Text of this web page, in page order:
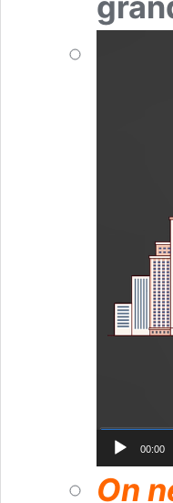
00:00
On